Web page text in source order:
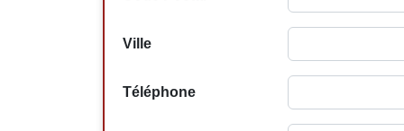
Ville
Téléphone